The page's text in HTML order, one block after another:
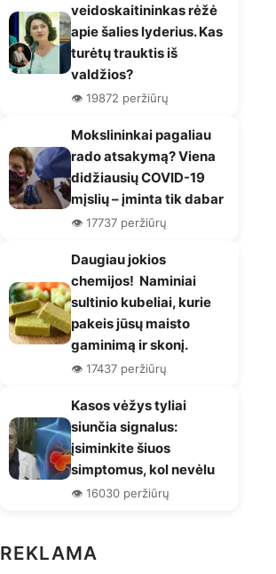
veidoskaitininkas rėžė
apie šalies lyderius. Kas
turėtų trauktis iš
valdžios?
👁️ 19872 peržiūrų
Mokslininkai pagaliau
rado atsakymą? Viena
didžiausių COVID-19
mįslių – įminta tik dabar
👁️ 17737 peržiūrų
Daugiau jokios
chemijos! Naminiai
sultinio kubeliai, kurie
pakeis jūsų maisto
gaminimą ir skonį.
👁️ 17437 peržiūrų
Kasos vėžys tyliai
siunčia signalus:
įsiminkite šiuos
simptomus, kol nevėlu
👁️ 16030 peržiūrų
REKLAMA